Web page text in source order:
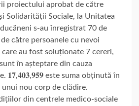
proiectului aprobat de către
Solidarității Sociale, la Unitatea
s-au înregistrat 70 de
către persoanele cu nevoi
au fost soluționate 7 cereri,
în așteptare din cauza
𝟏𝟕,𝟒𝟎𝟑,𝟗𝟓𝟗 este suma obținută în
nou corp de clădire.
din centrele medico-sociale